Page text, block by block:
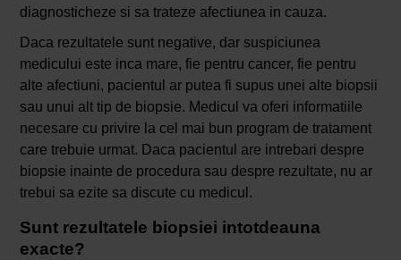
diagnosticheze si sa trateze afectiunea in cauza.
Daca rezultatele sunt negative, dar suspiciunea
medicului este inca mare, fie pentru cancer, fie pentru
alte afectiuni, pacientul ar putea fi supus unei alte biopsii
sau unui alt tip de biopsie. Medicul va oferi informatiile
necesare cu privire la cel mai bun program de tratament
care trebuie urmat. Daca pacientul are intrebari despre
biopsie inainte de procedura sau despre rezultate, nu ar
trebui sa ezite sa discute cu medicul.
Sunt rezultatele biopsiei intotdeauna
exacte?